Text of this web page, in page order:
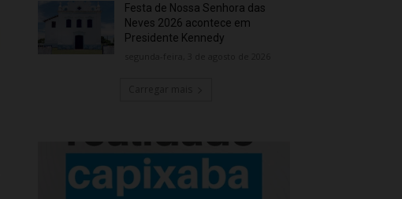
Festa de Nossa Senhora das
Neves 2026 acontece em
Presidente Kennedy